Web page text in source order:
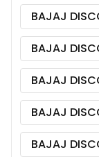
BAJAJ
BAJAJ
BAJAJ
BAJAJ
BAJAJ